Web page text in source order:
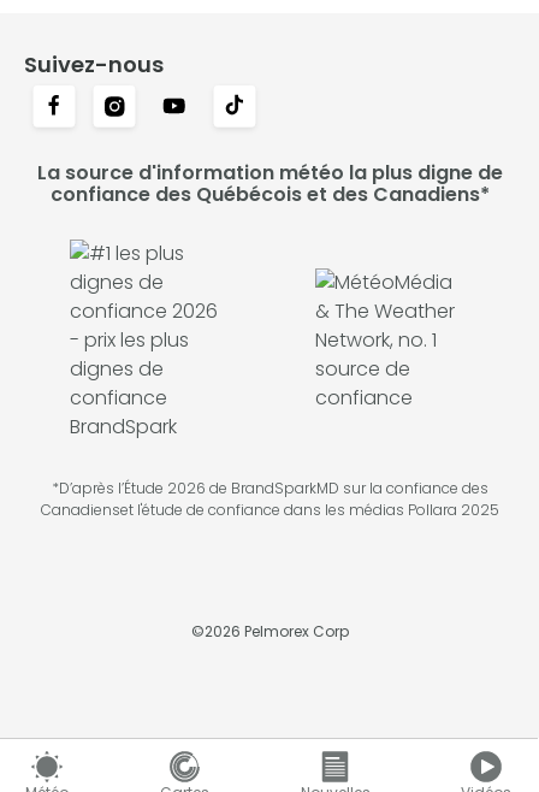
Suivez-nous
La source d'information météo la plus digne de
confiance des Québécois et des Canadiens*
*D’après l’Étude 2026 de BrandSparkMD sur la confiance des
Canadienset l'étude de confiance dans les médias Pollara 2025
©2026 Pelmorex Corp